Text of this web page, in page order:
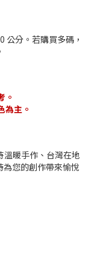
公分。若購買多碼，
。
為主。
暖手作、台灣在地
您的創作帶來愉悅